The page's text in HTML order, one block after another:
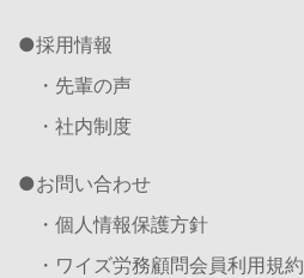
採用情報
・先輩の声
・社内制度
お問い合わせ
・個人情報保護方針
・ワイズ労務顧問会員利用規約